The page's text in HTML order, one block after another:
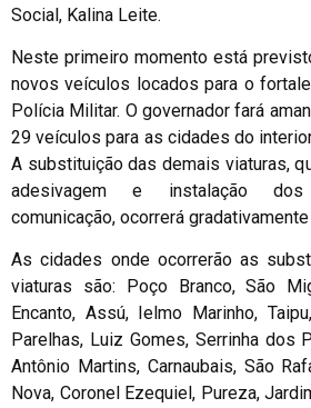
Social, Kalina Leite.
Neste primeiro momento está
novos veículos locados para o
Polícia Militar. O governador fará
29 veículos para as cidades do
A substituição das demais viaturas,
adesivagem e instalação
comunicação, ocorrerá
As cidades onde ocorrerão as
viaturas são: Poço Branco, São
Encanto, Assú, Ielmo Marinho,
Parelhas, Luiz Gomes, Serrinha dos
Antônio Martins, Carnaubais, São
Nova, Coronel Ezequiel, Pureza,